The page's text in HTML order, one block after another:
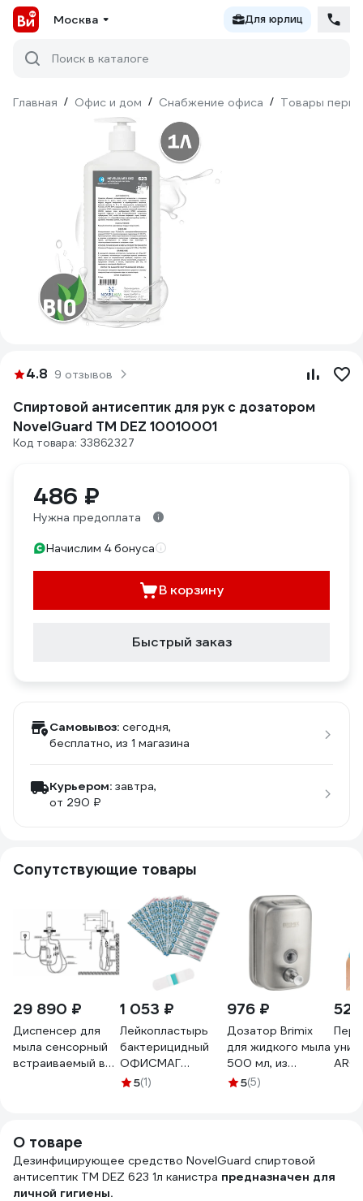
Москва Для юрлиц
Поиск в каталоге
Главная / Офис и дом / Снабжение офиса / Товары
4.8 9 отзывов
Спиртовой антисептик для рук с дозатором
NovelGuard ТМ DEZ 10010001
Код товара: 33862327
486 ₽
Нужна предоплата
Начислим 4 бонуса
В корзину
Быстрый заказ
Самовывоз: сегодня,
бесплатно, из 1 магазина
Курьером: завтра,
от 290 ₽
Сопутствующие товары
29 890 ₽
Диспенсер для
мыла сенсорный
встраиваемый в
1 053 ₽
Лейкопластырь
бактерицидный
ОФИСМАГ
ВЕРОФАРМ,
5(1)
976 ₽
Дозатор Brimix
для жидкого мыла
500 мл, из
нержавеющей
5(5)
О товаре
Дезинфицирующее средство NovelGuard спиртовой
антисептик ТМ DEZ 623 1л канистра предназначен для
личной гигиены.